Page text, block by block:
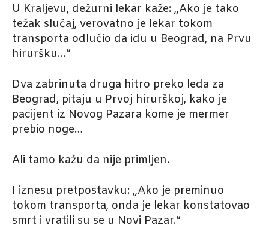
U Kraljevu, dežurni lekar kaže: „Ako je tako
težak slučaj, verovatno je lekar tokom
transporta odlučio da idu u Beograd, na Prvu
hiruršku…“
Dva zabrinuta druga hitro preko leda za
Beograd, pitaju u Prvoj hirurškoj, kako je
pacijent iz Novog Pazara kome je mermer
prebio noge…
Ali tamo kažu da nije primljen.
I iznesu pretpostavku: „Ako je preminuo
tokom transporta, onda je lekar konstatovao
smrt i vratili su se u Novi Pazar.“